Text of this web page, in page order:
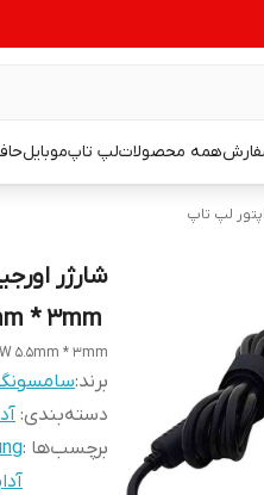
همه محصولاتلپ تاپموبایل
لپ تاپ
* 3mm
5.5mm * 3mm
برند:
دسته‌بندی:
برچسب‌ها :